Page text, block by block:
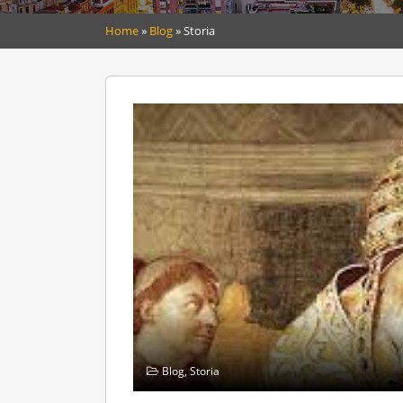
Home» Blog»Storia
Blog, Storia